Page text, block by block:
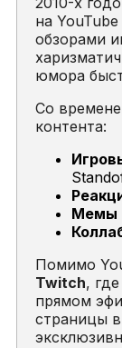
на
обзорами
юмора
Со
контента:
Мемы
Помимо
Twitch,
прямом
страницы в